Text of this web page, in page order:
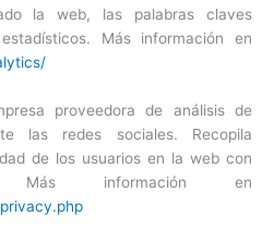
la web, las palabras claves
Más información en
proveedora de análisis de
las redes sociales. Recopila
de los usuarios en la web con
Más información en